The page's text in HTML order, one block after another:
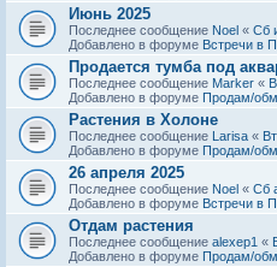
Июнь 2025
Последнее сообщение Noel « Сб
Добавлено в форуме Встречи в
Продается тумба под
Последнее сообщение Marker «
Добавлено в форуме Продам/
Растения в Холоне
Последнее сообщение Larisa «
Добавлено в форуме Продам/
26 апреля 2025
Последнее сообщение Noel « Сб
Добавлено в форуме Встречи в
Отдам растения
Последнее сообщение alexep1 «
Добавлено в форуме Продам/